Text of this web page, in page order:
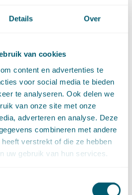
Details Over
van cookies
content en advertenties te
voor social media te bieden
te analyseren. Ook delen we
van onze site met onze
adverteren en analyse. Deze
combineren met andere
verstrekt of die ze hebben
uw gebruik van hun services.